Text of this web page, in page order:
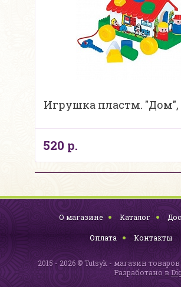
Игрушка пластм. "Дом",
520 р.
О магазине Каталог
Оплата Контакты
2015 - 2026 © Tutsyk - магазин товаров
Разработано в